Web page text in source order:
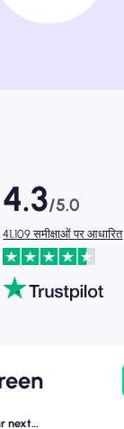
4.3/5.0
41,109 समीक्षाओं पर आधारित
next…